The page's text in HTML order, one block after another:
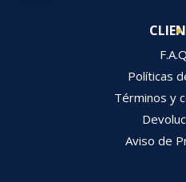
Políticas
Términos y
Aviso de